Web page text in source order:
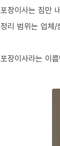
포장이사는 짐만
정리 범위는 업체/
포장이사라는 이